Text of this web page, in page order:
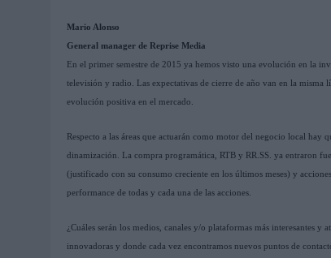
Mario Alonso
General manager de Reprise Media
En el primer semestre de 2015 ya hemos visto una evolución en la
televisión y radio. Las expectativas de cierre de año van en la
evolución positiva en el mercado.
Respecto a las áreas que actuarán como motor del negocio local
dinamización. La compra programática, RTB y RR.SS. ya entraron
(justificado con su consumo creciente en los últimos meses) y
performance de todas y cada una de las acciones.
¿Cuáles serán los medios, canales y/o plataformas más interesantes
innovadoras y donde cada vez encontramos nuevos puntos de